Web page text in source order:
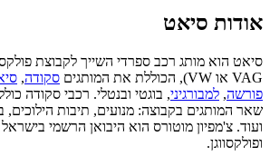
אודות סיאט
סיאט הוא מותג רכב ספרדי השייך לקבוצת
VAG או VW), הכוללת את המותגים
סקודה,
פורשה, למבורגיני, בוגטי ובנטלי. רכבי סקודה
שאר המותגים בקבוצה: מנועים, תיבות
ועוד. צ'מפיון מוטורס הוא היבואן הרשמי
ופולקסווגן.